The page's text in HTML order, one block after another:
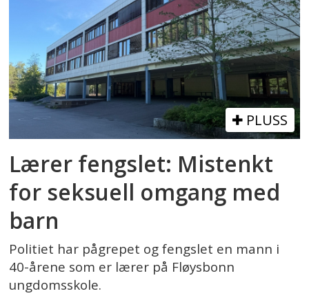
PLUSS
Lærer fengslet: Mistenkt
for seksuell omgang med
barn
Politiet har pågrepet og fengslet en mann i
40-årene som er lærer på Fløysbonn
ungdomsskole.